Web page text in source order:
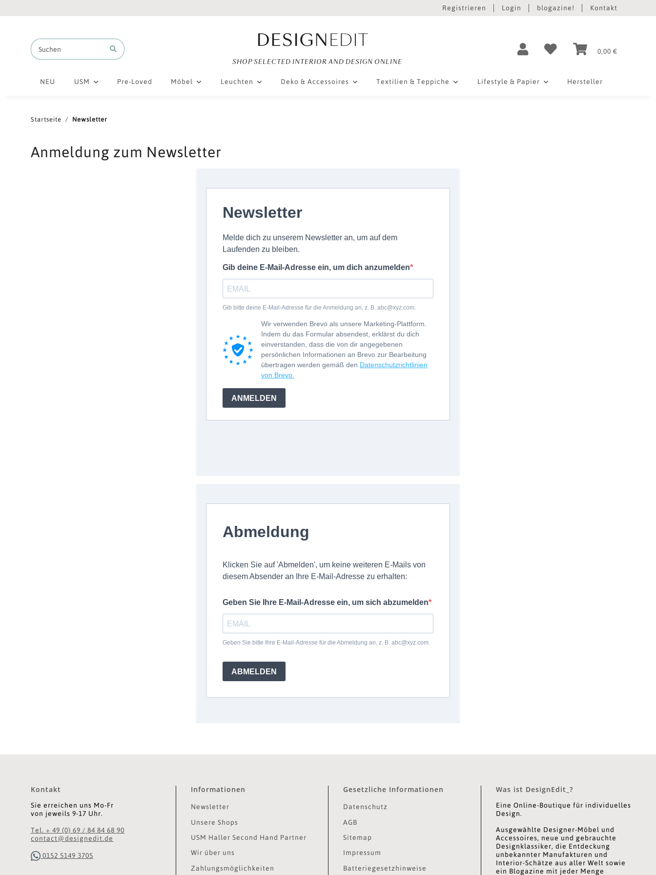
Registrieren Login blogazine! Kontakt
SHOP SELECTED INTERIOR AND DESIGN ONLINE
0,00 €
NEU USM Pre-Loved Möbel Leuchten Deko & Accessoires Textilien & Teppiche Lifestyle & Papier Hersteller
Startseite Newsletter
Anmeldung zum Newsletter
Kontakt
Sie erreichen uns Mo-Fr
von jeweils 9-17 Uhr.
Tel. + 49 (0) 69 / 84 84 68 90
contact@designedit.de
0152 5149 3705
Informationen
Newsletter
Unsere Shops
USM Haller Second Hand Partner
Wir über uns
Zahlungsmöglichkeiten
Gesetzliche Informationen
Datenschutz
AGB
Sitemap
Impressum
Batteriegesetzhinweise
Was ist DesignEdit_?
Eine Online-Boutique für individuelles
Design.
Ausgewählte Designer-Möbel und
Accessoires, neue und gebrauchte
Designklassiker, die Entdeckung
unbekannter Manufakturen und
Interior-Schätze aus aller Welt sowie
ein Blogazine mit jeder Menge